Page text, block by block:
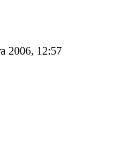
2006, 12:57